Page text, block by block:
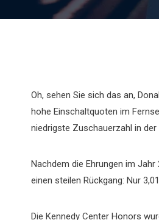
Oh, sehen Sie sich das an,
hohe Einschaltquoten im
niedrigste Zuschauerzahl in der
Nachdem die Ehrungen im
einen steilen Rückgang: Nur
Die Kennedy Center Honors